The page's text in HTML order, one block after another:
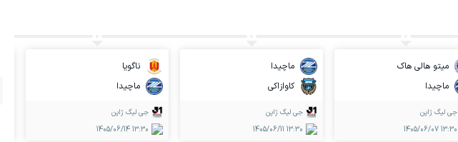
میتو هالی هاک
ماچیدا
جی لیگ ژاپن
1405/06/07 13:30
ماچیدا
کاوازاکی
جی لیگ ژاپن
1405/06/11 13:30
ناگویا
ماچیدا
جی لیگ ژاپن
1405/06/14 13:30